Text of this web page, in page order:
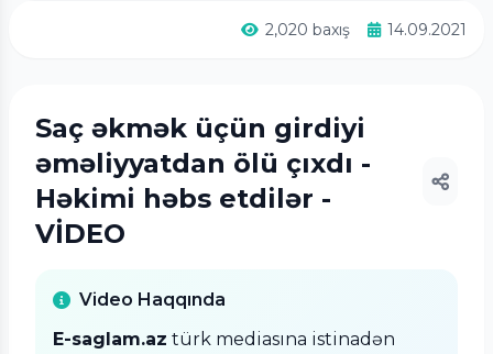
2,020 baxış 14.09.2021
Saç əkmək üçün girdiyi
əməliyyatdan ölü çıxdı -
Həkimi həbs etdilər -
VİDEO
Video Haqqında
E-saglam.az türk mediasına istinadən